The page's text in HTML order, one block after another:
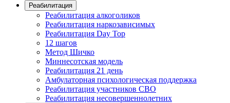
Реабилитация
Реабилитация алкоголиков
Реабилитация наркозависимых
Реабилитация Day Top
12 шагов
Метод Шичко
Миннесотская модель
Реабилитация 21 день
Амбулаторная психологическая поддержка
Реабилитация участников СВО
Реабилитация несовершеннолетних